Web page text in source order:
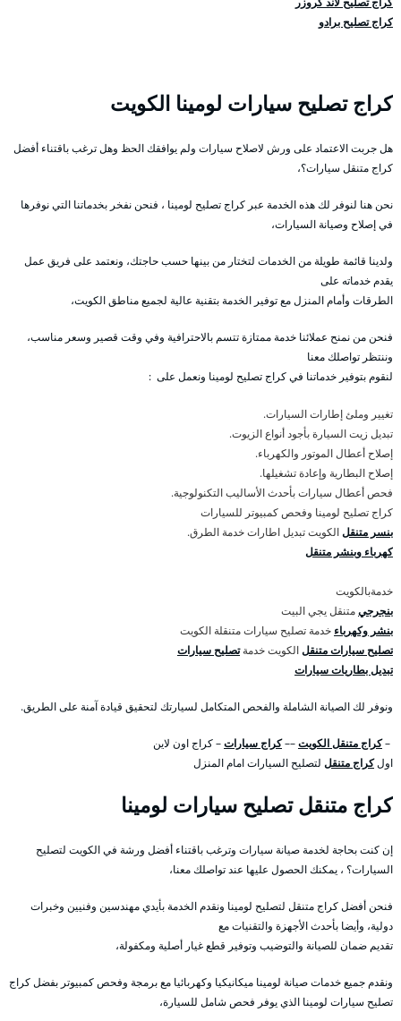
كراج تصليح برادو
كراج تصليح سيارات لومينا الكويت
هل جربت الاعتماد على ورش لاصلاح سيارات ولم يوافقك الحظ وهل ترغب باقتناء أفضل
كراج متنقل سيارات؟،
نحن هنا لنوفر لك هذه الخدمة عبر كراج تصليح لومينا ، فنحن نفخر بخدماتنا التي نوفرها
في إصلاح وصيانة السيارات،
ولدينا قائمة طويلة من الخدمات لتختار من بينها حسب حاجتك، ونعتمد على فريق عمل
يقدم خدماته على
الطرقات وأمام المنزل مع توفير الخدمة بتقنية عالية لجميع مناطق الكويت،
فنحن من نمنح عملائنا خدمة ممتازة تتسم بالاحترافية وفي وقت قصير وسعر مناسب،
وننتظر تواصلك معنا
لنقوم بتوفير خدماتنا في كراج تصليح لومينا ونعمل على :
تغيير وملئ إطارات السيارات.
تبديل زيت السيارة بأجود أنواع الزيوت.
إصلاح أعطال الموتور والكهرباء.
إصلاح البطارية وإعادة تشغيلها.
فحص أعطال سيارات بأحدث الأساليب التكنولوجية.
كراج تصليح لومينا وفحص كمبيوتر للسيارات
بنسر متنقلالكويت تبديل اطارات خدمة الطرق.
كهرباء وبنشر متنقل
خدمةبالكويت
بنجرجيمتنقل يجي البيت
بنشر وكهرباء خدمة تصليح سيارات متنقلة الكويت
تصليح سيارات متنقلالكويت خدمةتصليح سيارات
تبديل بطاريات سيارات
ونوفر لك الصيانة الشاملة والفحص المتكامل لسيارتك لتحقيق قيادة آمنة على الطريق.
–كراج متنقل الكويت––كراج سيارات– كراج اون لاين
اولكراج متنقل لتصليح السيارات امام المنزل
كراج متنقل تصليح سيارات لومينا
إن كنت بحاجة لخدمة صيانة سيارات وترغب باقتناء أفضل ورشة في الكويت لتصليح
السيارات؟ ، يمكنك الحصول عليها عند تواصلك معنا،
فنحن أفضل كراج متنقل لتصليح لومينا ونقدم الخدمة بأيدي مهندسين وفنيين وخبرات
دولية، وأيضا بأحدث الأجهزة والتقنيات مع
تقديم ضمان للصيانة والتوضيب وتوفير قطع غيار أصلية ومكفولة،
ونقدم جميع خدمات صيانة لومينا ميكانيكيا وكهربائيا مع برمجة وفحص كمبيوتر بفضل كراج
تصليح سيارات لومينا الذي يوفر فحص شامل للسيارة،